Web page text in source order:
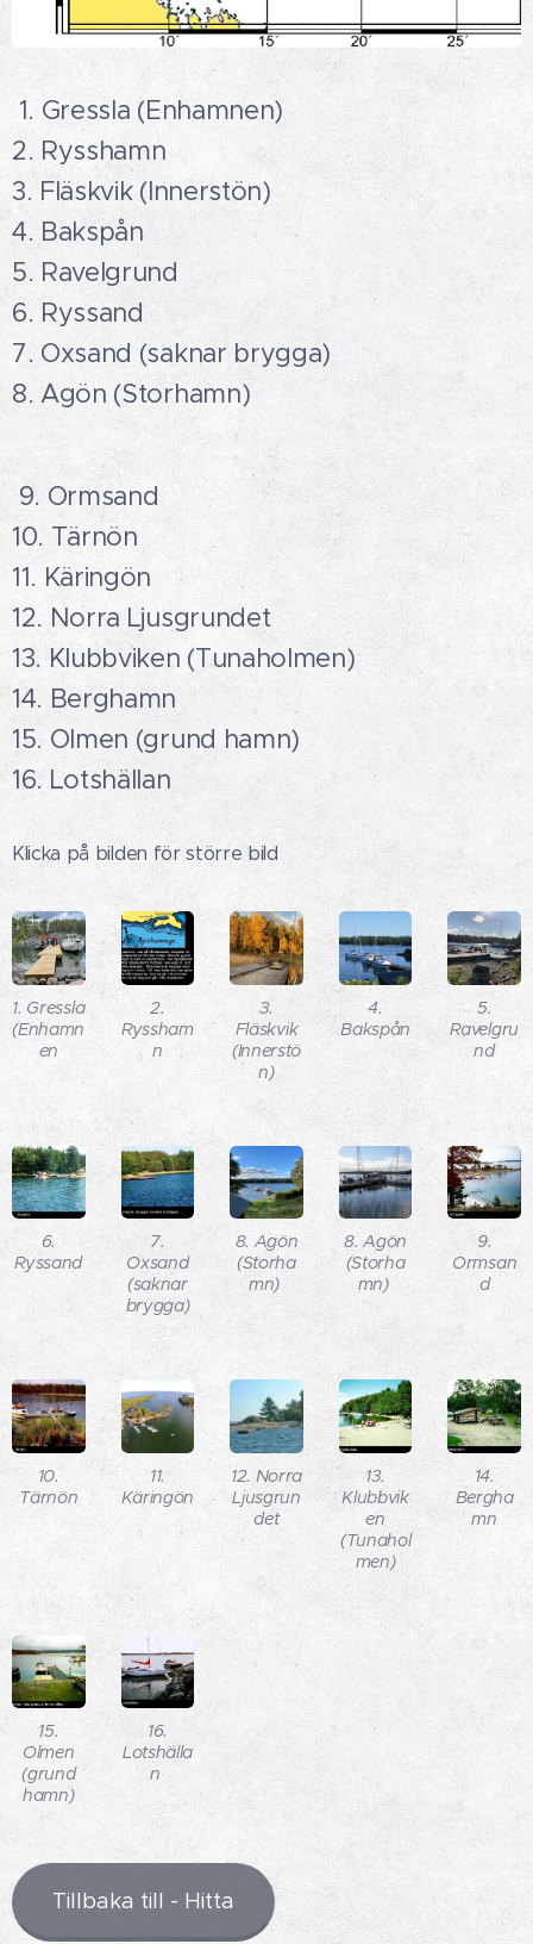
1. Gressla (Enhamnen)
2. Rysshamn
3. Fläskvik (Innerstön)
4. Bakspån
5. Ravelgrund
6. Ryssand
7. Oxsand (saknar brygga)
8. Agön (Storhamn)
9. Ormsand
10. Tärnön
11. Käringön
12. Norra Ljusgrundet
13. Klubbviken (Tunaholmen)
14. Berghamn
15. Olmen (grund hamn)
16. Lotshällan
Klicka på bilden för större bild
1. Gressla
(Enhamn
en
2.
Ryssham
n
3.
Fläskvik
(Innerstö
n)
4.
Bakspån
5.
Ravelgru
nd
6.
Ryssand
7.
Oxsand
(saknar
brygga)
8. Agön
(Storha
mn)
8. Agön
(Storha
mn)
9.
Ormsan
d
10.
Tärnön
11.
Käringön
12. Norra
Ljusgrun
det
13.
Klubbvik
en
(Tunahol
men)
14.
Bergha
mn
15.
Olmen
(grund
hamn)
16.
Lotshälla
n
Tillbaka till - Hitta